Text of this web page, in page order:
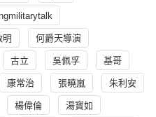
明 何爵天導演
古立 吳佩孚 基哥
康常治 張曉嵐 朱利安
楊偉倫 湯寳如